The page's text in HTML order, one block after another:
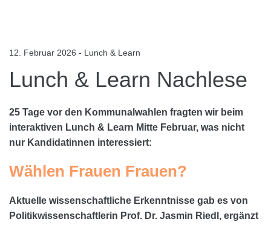
12. Februar 2026 - Lunch & Learn
Lunch & Learn Nachlese
25 Tage vor den Kommunalwahlen fragten wir beim
interaktiven Lunch & Learn Mitte Februar, was nicht
nur Kandidatinnen interessiert:
Wählen Frauen Frauen?
Aktuelle wissenschaftliche Erkenntnisse gab es von
Politikwissenschaftlerin Prof. Dr. Jasmin Riedl, ergänzt